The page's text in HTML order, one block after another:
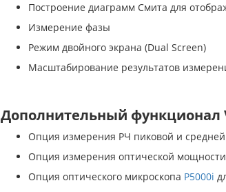
Построение диаграмм Смита для
Измерение фазы
Режим двойного экрана (Dual Screen)
Масштабирование результатов
Дополнительный функционал
Опция измерения РЧ пиковой и
Опция измерения оптической
Опция оптического микроскопа P5000i